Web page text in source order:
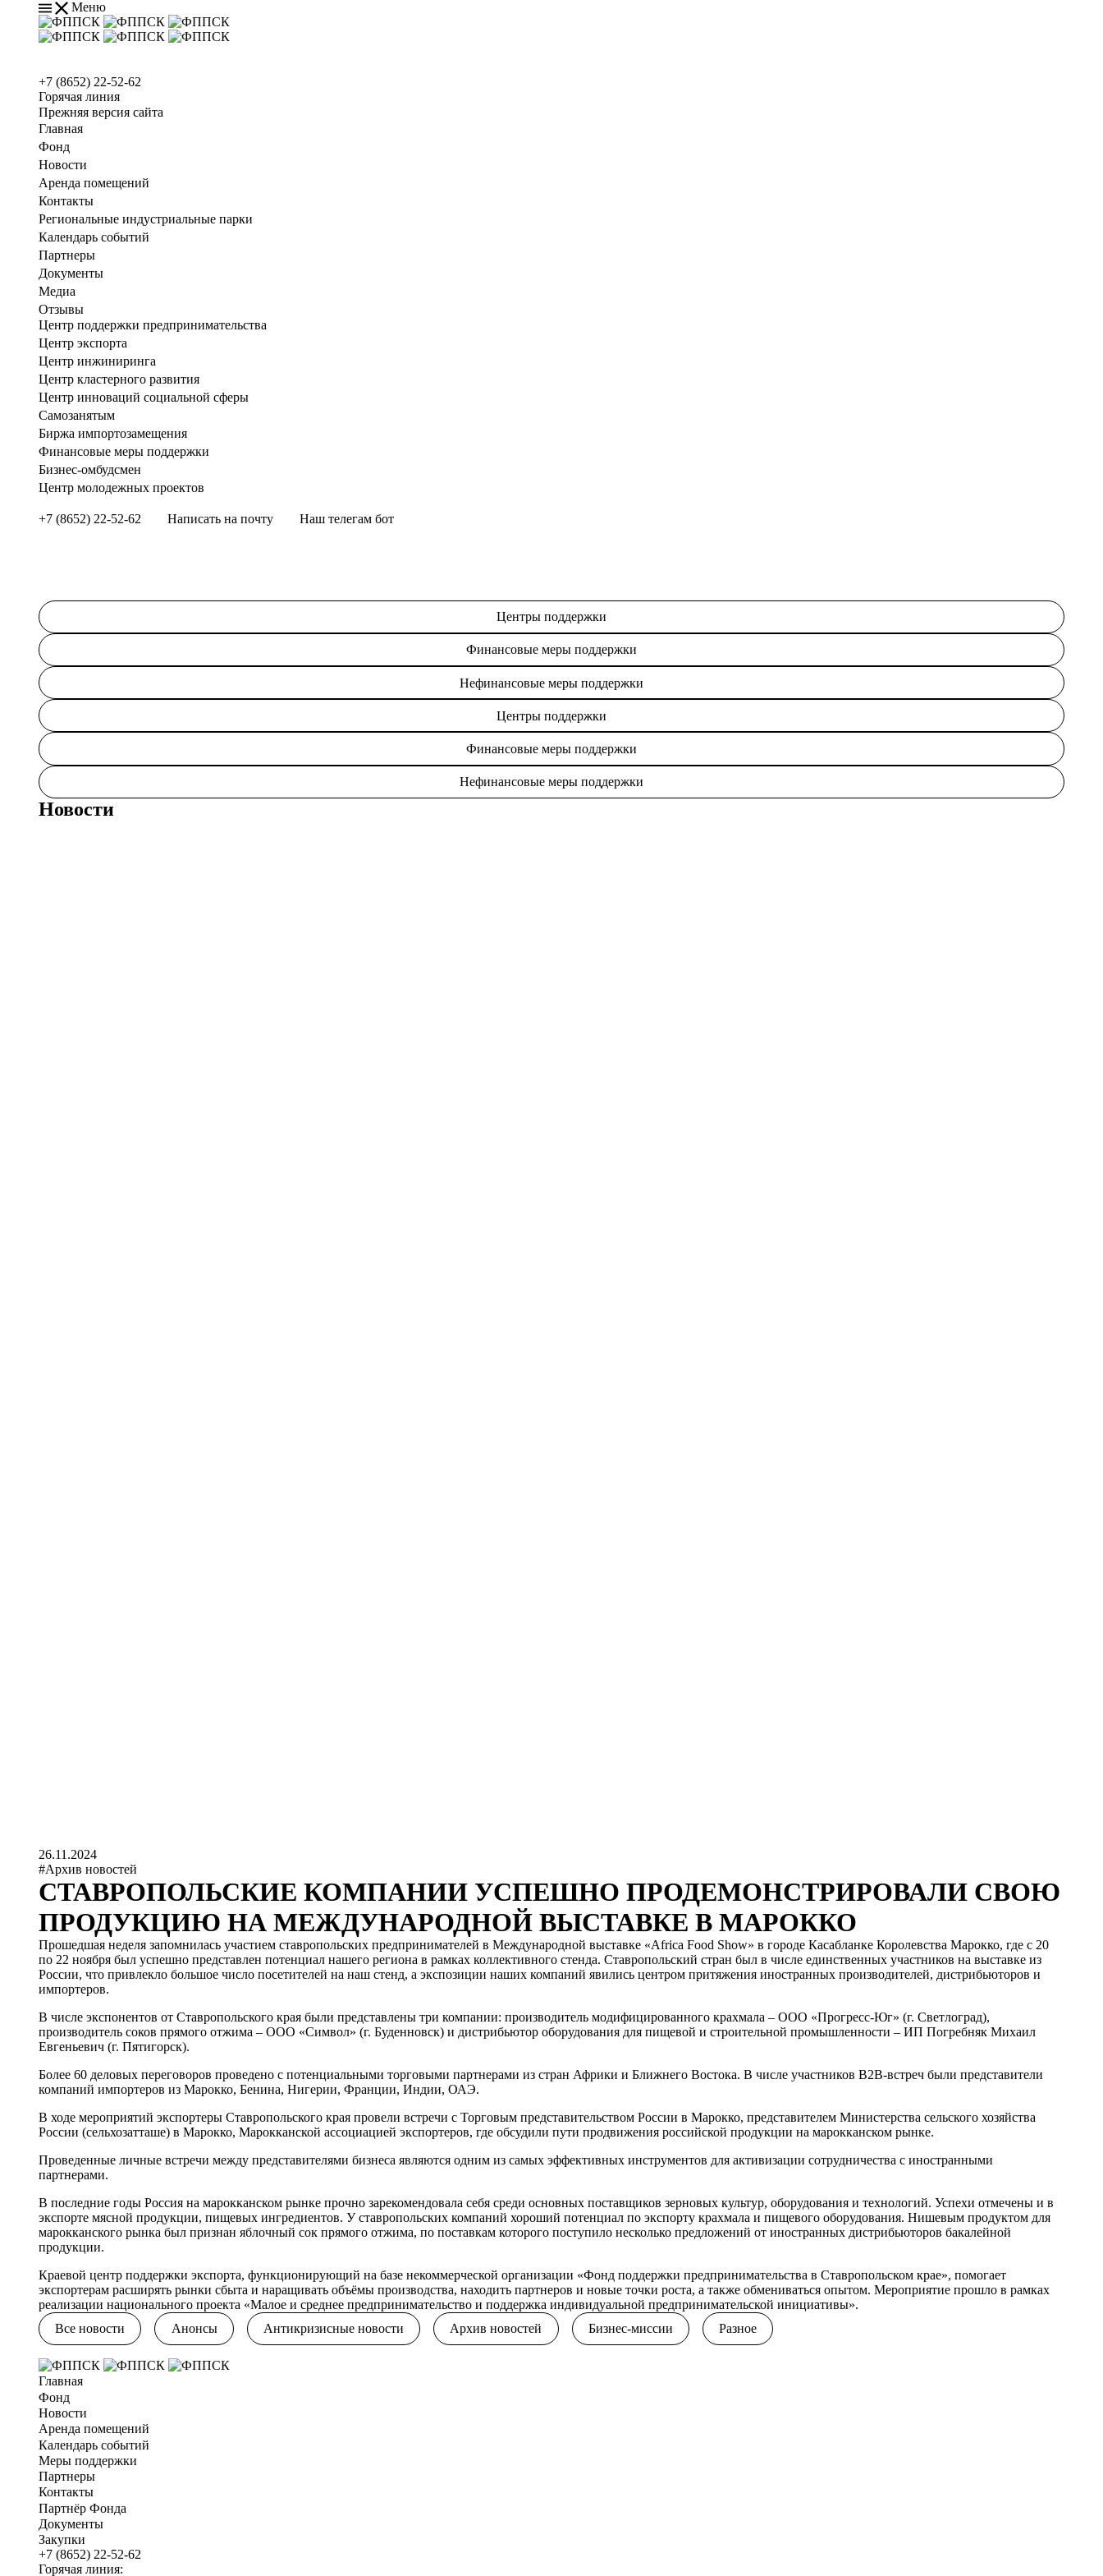
Меню
+7 (8652) 22-52-62
Горячая линия
Прежняя версия сайта
Главная
Фонд
Новости
Аренда помещений
Контакты
Региональные индустриальные парки
Календарь событий
Партнеры
Документы
Медиа
Отзывы
Центр поддержки предпринимательства
Центр экспорта
Центр инжиниринга
Центр кластерного развития
Центр инноваций социальной сферы
Cамозанятым
Биржа импортозамещения
Финансовые меры поддержки
Бизнес-омбудсмен
Центр молодежных проектов
+7 (8652) 22-52-62 Написать на почту Наш телегам бот
Центры поддержки
Финансовые меры поддержки
Нефинансовые меры поддержки
Центры поддержки
Финансовые меры поддержки
Нефинансовые меры поддержки
Новости
26.11.2024
#Архив новостей
СТАВРОПОЛЬСКИЕ КОМПАНИИ УСПЕШНО ПРОДЕМОНСТРИРОВАЛИ СВОЮ
ПРОДУКЦИЮ НА МЕЖДУНАРОДНОЙ ВЫСТАВКЕ В МАРОККО
Прошедшая неделя запомнилась участием ставропольских предпринимателей в Международной выставке «Africa Food Show» в городе Касабланке Королевства Марокко, где с 20
по 22 ноября был успешно представлен потенциал нашего региона в рамках коллективного стенда. Ставропольский стран был в числе единственных участников на выставке из
России, что привлекло большое число посетителей на наш стенд, а экспозиции наших компаний явились центром притяжения иностранных производителей, дистрибьюторов и
импортеров.
В числе экспонентов от Ставропольского края были представлены три компании: производитель модифицированного крахмала – ООО «Прогресс-Юг» (г. Светлоград),
производитель соков прямого отжима – ООО «Символ» (г. Буденновск) и дистрибьютор оборудования для пищевой и строительной промышленности – ИП Погребняк Михаил
Евгеньевич (г. Пятигорск).
Более 60 деловых переговоров проведено с потенциальными торговыми партнерами из стран Африки и Ближнего Востока. В числе участников В2В-встреч были представители
компаний импортеров из Марокко, Бенина, Нигерии, Франции, Индии, ОАЭ.
В ходе мероприятий экспортеры Ставропольского края провели встречи с Торговым представительством России в Марокко, представителем Министерства сельского хозяйства
России (сельхозатташе) в Марокко, Марокканской ассоциацией экспортеров, где обсудили пути продвижения российской продукции на марокканском рынке.
Проведенные личные встречи между представителями бизнеса являются одним из самых эффективных инструментов для активизации сотрудничества с иностранными
партнерами.
В последние годы Россия на марокканском рынке прочно зарекомендовала себя среди основных поставщиков зерновых культур, оборудования и технологий. Успехи отмечены и в
экспорте мясной продукции, пищевых ингредиентов. У ставропольских компаний хороший потенциал по экспорту крахмала и пищевого оборудования. Нишевым продуктом для
марокканского рынка был признан яблочный сок прямого отжима, по поставкам которого поступило несколько предложений от иностранных дистрибьюторов бакалейной
продукции.
Краевой центр поддержки экспорта, функционирующий на базе некоммерческой организации «Фонд поддержки предпринимательства в Ставропольском крае», помогает
экспортерам расширять рынки сбыта и наращивать объёмы производства, находить партнеров и новые точки роста, а также обмениваться опытом. Мероприятие прошло в рамках
реализации национального проекта «Малое и среднее предпринимательство и поддержка индивидуальной предпринимательской инициативы».
Все новости
Анонсы Антикризисные новости Архив новостей Бизнес-миссии Разное
Главная
Фонд
Новости
Аренда помещений
Календарь событий
Меры поддержки
Партнеры
Контакты
Партнёр Фонда
Документы
Закупки
+7 (8652) 22-52-62
Горячая линия: